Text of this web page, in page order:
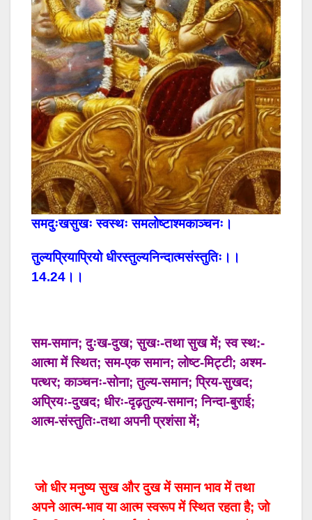
समदुःखसुखः स्वस्थः समलोष्टाश्मकाञ्चनः।
तुल्यप्रियाप्रियो धीरस्तुल्यनिन्दात्मसंस्तुतिः।।
14.24।।
सम-समान; दुःख-दुख; सुखः-तथा सुख में; स्व स्थ:-
आत्मा में स्थित; सम-एक समान; लोष्ट-मिट्टी; अश्म-
पत्थर; काञ्चनः-सोना; तुल्य-समान; प्रिय-सुखद;
अप्रियः-दुखद; धीरः-दृढ़तुल्य-समान; निन्दा-बुराई;
आत्म-संस्तुतिः-तथा अपनी प्रशंसा में;
जो धीर मनुष्य सुख और दुख में समान भाव में तथा
अपने आत्म-भाव या आत्म स्वरूप में स्थित रहता है; जो